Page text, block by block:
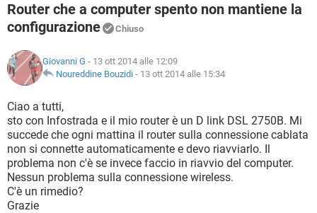
INSTAGRAM WHATSAPP
TIKTOK
HARDWARE
iOS
TIKTOK FACEBOOK
COVID-19 GAMING
INTRATTENIMENTO
iOS WINDOWS 10
INSTAGRAM
TIKTOK
HARDWARE
FORUM
INTRATTENIMENTO ANDROID
INSTAGRAM WHATSAPP
TIKTOK FACEBOOK
HARDWARE
GLOSSARIO
COVID-19
INTRATTENIMENTO
iOS WINDOWS 10
INSTAGRAM WHATSAPP
TIKTOK FACEBOOK
HARDWARE
Router che a computer spento non mantiene la
configurazione
Chiuso
Giovanni G - 13 ott 2014 alle 12:09
Noureddine Bouzidi - 13 ott 2014 alle 15:34
Ciao a tutti,
sto con Infostrada e il mio router è un D link DSL 2750B. Mi
succede che ogni mattina il router sulla connessione cablata
non si connette automaticamente e devo riavviarlo. Il
problema non c'è se invece faccio in riavvio del computer.
Nessun problema sulla connessione wireless.
C'è un rimedio?
Grazie